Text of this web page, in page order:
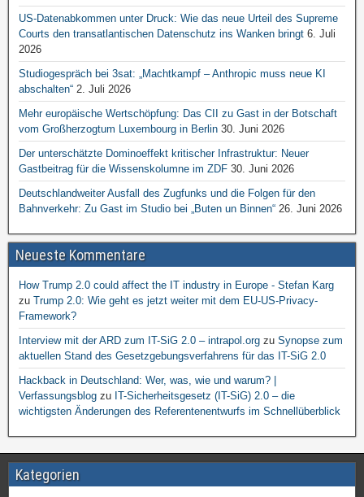
US-Datenabkommen unter Druck: Wie das neue Urteil des Supreme
Courts den transatlantischen Datenschutz ins Wanken bringt 6. Juli
2026
Studiogespräch bei 3sat: „Machtkampf – Anthropic muss neue KI
abschalten“ 2. Juli 2026
Mehr europäische Wertschöpfung: Das CII zu Gast in der Botschaft
vom Großherzogtum Luxembourg in Berlin 30. Juni 2026
Der unterschätzte Dominoeffekt kritischer Infrastruktur: Neuer
Gastbeitrag für die Wissenskolumne im ZDF 30. Juni 2026
Deutschlandweiter Ausfall des Zugfunks und die Folgen für den
Bahnverkehr: Zu Gast im Studio bei „Buten un Binnen“ 26. Juni 2026
Neueste Kommentare
How Trump 2.0 could affect the IT industry in Europe - Stefan Karg
zu Trump 2.0: Wie geht es jetzt weiter mit dem EU-US-Privacy-
Framework?
Interview mit der ARD zum IT-SiG 2.0 – intrapol.org zu Synopse zum
aktuellen Stand des Gesetzgebungsverfahrens für das IT-SiG 2.0
Hackback in Deutschland: Wer, was, wie und warum? |
Verfassungsblog zu IT-Sicherheitsgesetz (IT-SiG) 2.0 – die
wichtigsten Änderungen des Referentenentwurfs im Schnellüberblick
Kategorien